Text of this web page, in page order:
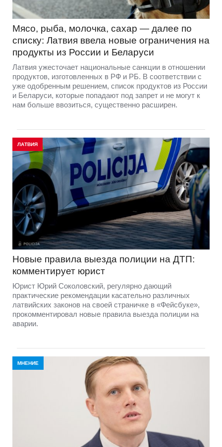
Мясо, рыба, молочка, сахар — далее по
списку: Латвия ввела новые ограничения на
продукты из России и Беларуси
Латвия ужесточает национальные санкции в отношении
продуктов, изготовленных в РФ и РБ. В соответствии с
уже одобренным решением, список продуктов из России
и Беларуси, которые попадают под запрет и не могут к
нам больше ввозиться, существенно расширен.
ЛАТВИЯ
Новые правила выезда полиции на ДТП:
комментирует юрист
Юрист Юрий Соколовский, регулярно дающий
практические рекомендации касательно различных
латвийских законов на своей страничке в «Фейсбуке»,
прокомментировал новые правила выезда полиции на
аварии.
МНЕНИЕ